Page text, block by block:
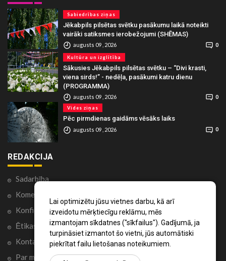
Lai optimizētu jūsu vietnes darbu, kā arī
izveidotu mērķtiecīgu reklāmu, mēs
izmantojam sīkdatnes ("sīkfailus"). Gadījumā, ja
turpināsiet izmantot šo vietni, jūs automātiski
piekrītat failu lietošanas noteikumiem.
Sabiedrības ziņas
Jēkabpils pilsētas svētku pasākumu laikā noteikti
vairāki satiksmes ierobežojumi (SHĒMAS)
augusts 09 , 2026 0
Kultūra un izglītība
Sākusies Jēkabpils pilsētas svētku – “Divi krasti,
viena sirds!” - nedēļa, pasākumi katru dienu
(PROGRAMMA)
augusts 09 , 2026 0
Vides ziņas
Pēc pirmdienas gaidāms vēsāks laiks
augusts 09 , 2026 0
REDAKCIJA
Sadarbība
Komentāri portālā
Konfidencialitātes politika
Ētikas kodekss
Kontakti
Par mums